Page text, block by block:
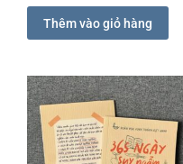
Thêm vào giỏ hàng